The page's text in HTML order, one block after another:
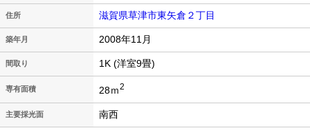
住所 滋賀県草津市東矢倉２丁目
築年月 2008年11月
間取り 1K (洋室9畳)
専有面積 28ｍ2
主要採光面 南西